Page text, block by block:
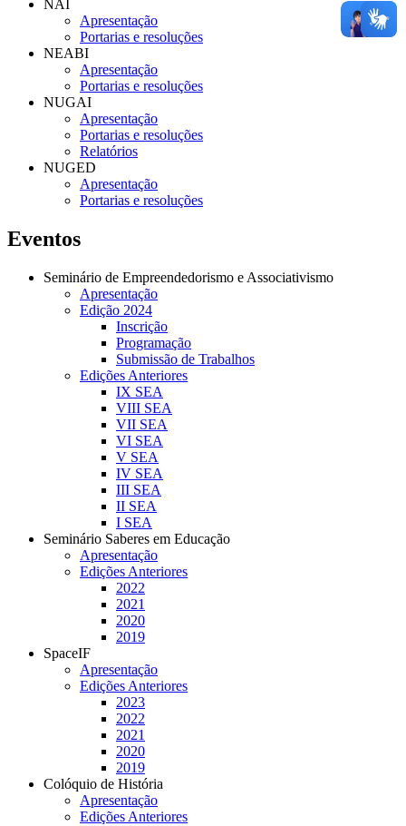
NAI
Apresentação
Portarias e resoluções
NEABI
Apresentação
Portarias e resoluções
NUGAI
Apresentação
Portarias e resoluções
Relatórios
NUGED
Apresentação
Portarias e resoluções
Eventos
Seminário de Empreendedorismo e Associativismo
Apresentação
Edição 2024
Inscrição
Programação
Submissão de Trabalhos
Edições Anteriores
IX SEA
VIII SEA
VII SEA
VI SEA
V SEA
IV SEA
III SEA
II SEA
I SEA
Seminário Saberes em Educação
Apresentação
Edições Anteriores
2022
2021
2020
2019
SpaceIF
Apresentação
Edições Anteriores
2023
2022
2021
2020
2019
Colóquio de História
Apresentação
Edições Anteriores